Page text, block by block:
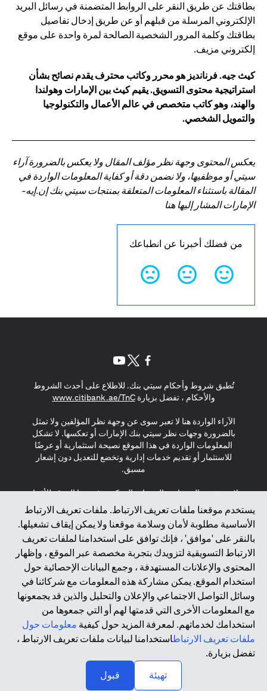
بطاقتك عن طريق النقر على الروابط المتضمنة في رسائل البريد
الإلكتروني المرسلة من قبلهم أو عن طريق إدخال تفاصيل
بطاقتك وكلمة المرور الشخصية الصالحة لمرة واحدة على موقع
إلكتروني مزيف.
كيث جيه. فرنانديز هو محرر وكاتب محترف يقدم نصائح بشأن
استراتيجية محتوى التسويق. يقيم كيث بين الإمارات وهولندا
والهند، وهو كاتب متخصص في عالم الأعمال والتكنولوجيا
والتمويل الشخصي.
يعكس المحتوى وجهة نظر مؤلف المقال ولا يعكس بالضرورة آراء
سيتي أو موظفيها، ولا نضمن دقة أو كفاية المعلومات الواردة في
المقالة باستثناء المعلومات المتعلقة بمنتجات سيتي بنك إن.إيه-
الإمارات المشار إليها هنا
من فضلك أخبرنا عن انطباعك
يستخدم موقعنا ملفات تعريف الارتباط. ملفات تعريف الارتباط
الأساسية مطلوبة لأمان وسلامة موقعنا ولا يمكن إيقاف تشغيلها.
بالنقر على 'موافق' ، فإنك توافق على استخدامنا لملفات تعريف
الارتباط التسويقية لتزويدك بتجربة مخصصة عبر الموقع ، وإظهار
المحتوى والإعلانات المستهدفة ، وجمع البيانات الإحصائية حول
استخدام الموقع. يمكن مشاركة هذه المعلومات مع شركائنا في
وسائل التواصل الاجتماعي والإعلان والتحليل والذين قد يجمعونها
مع المعلومات الأخرى التي قدمتها لهم أو التي جمعوها من
استخدامك لخدماتهم. لمعرفة المزيد حول كيفية معلومات حول
ملفات تعريف الارتباطاستخدامنا لبيانات ملفات تعريف الارتباط ،
تفضل بزيارة.
تهيئة
قبول
تُطبق شروط وأحكام سيتي بنك. للاطلاع على أحدث الشروط
والأحكام ، تفضل بزيارةwww.citibank.ae/TnC
(opens in a new tab)
الآراء الواردة هنا لا تعبر سوى عن وجهة نظر المؤلفين ولا تمثل
بالضرورة وجهات نظر سيتي بنك الإمارات أو تعكسها. لا تشكل
المعلومات الواردة في هذا الموقع نصيحة استثمارية أو عرضًا
للاستثمار أو تقديم خدمات إدارية وتخضع للتعديل دون إشعار
مسبق.
لا يتم تقديم المنتجات والخدمات المذكورة في هذا الموقع للأفراد
المقيمين في الاتحاد الأوروبي أو المنطقة الاقتصادية الأوروبية أو
سويسرا أو غيرنسي أو جيرسي أو موناكو أو سان مارينو أو
الفاتيكان أو جزيرة مان أو المملكة المتحدة أو خصوصية البيانات
(لائحة حماية البيانات العامة \ قانون حماية البيانات الشخصية
العامة \ قانون خصوصية نيوزيلندا). المحتوى الموجود في هذه
الصفحة ليس ولا ينبغي تفسيره على أنه عرض أو دعوة أو دعوة
لشراء أو بيع أي من المنتجات والخدمات المذكورة هنا لمثل هؤلاء
الأفراد.
*GDPR – اللائحة العامة لحماية البيانات؛ * LGPD – Lei Geral de
Proteção de Dados Pessoais ; *NZPA – قانون الخصوصية
النيوزيلندي
2025 citibank.ae